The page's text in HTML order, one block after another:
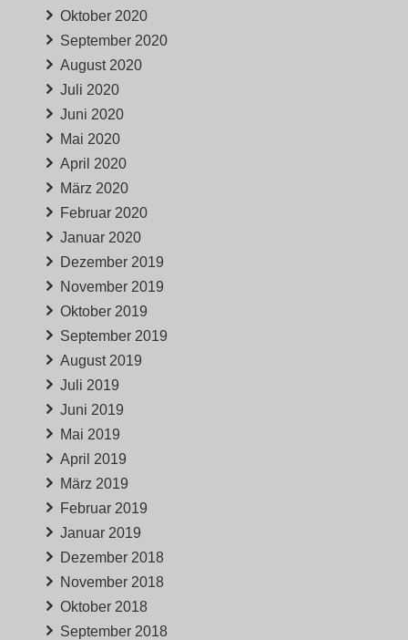
Oktober 2020
September 2020
August 2020
Juli 2020
Juni 2020
Mai 2020
April 2020
März 2020
Februar 2020
Januar 2020
Dezember 2019
November 2019
Oktober 2019
September 2019
August 2019
Juli 2019
Juni 2019
Mai 2019
April 2019
März 2019
Februar 2019
Januar 2019
Dezember 2018
November 2018
Oktober 2018
September 2018